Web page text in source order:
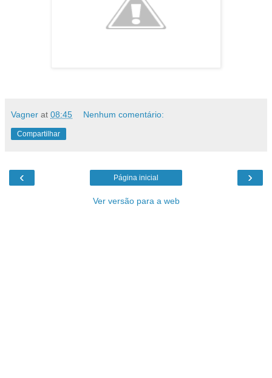
Vagner at 08:45 Nenhum comentário:
Compartilhar
‹ ›
Página inicial
Ver versão para a web